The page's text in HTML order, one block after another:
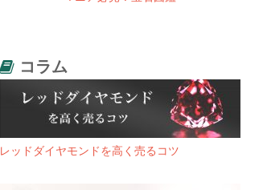
コラム
レッドダイヤモンドを高く売るコツ